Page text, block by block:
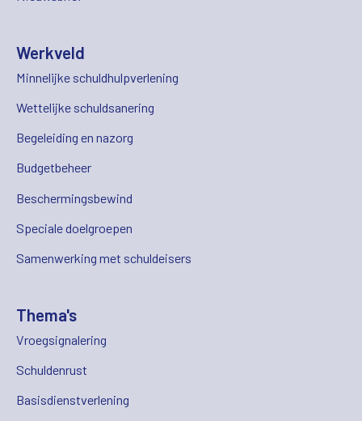
Werkveld
Minnelijke schuldhulpverlening
Wettelijke schuldsanering
Begeleiding en nazorg
Budgetbeheer
Beschermingsbewind
Speciale doelgroepen
Samenwerking met schuldeisers
Thema's
Vroegsignalering
Schuldenrust
Basisdienstverlening